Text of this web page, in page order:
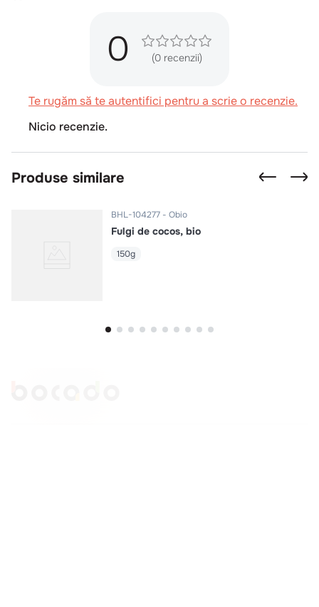
0 (0 recenzii)
Te rugăm să te autentifici pentru a scrie o recenzie.
Nicio recenzie.
Produse similare
BHL-104277 Obio
Fulgi de cocos, bio
150g